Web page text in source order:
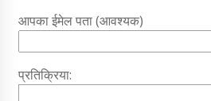
आपका ईमेल पता (आवश्यक)
प्रतिक्रिया: